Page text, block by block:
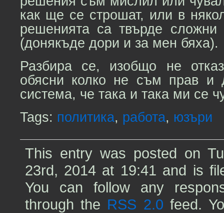
как ще се строшат, или в
решенията са твърде
(донякъде дори и за мен бяха).
Разбира се, изобщо не
обясни колко не съм прав и
система, че така и така ми се
Tags: политика, работа, юзъри
This entry was posted on
23rd, 2014 at 19:41 and is
You can follow any
through the RSS 2.0 feed.